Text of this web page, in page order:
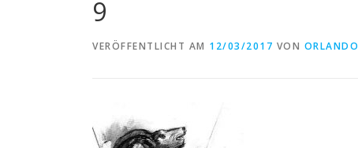
9
VERÖFFENTLICHT AM 12/03/2017 VON ORLANDO